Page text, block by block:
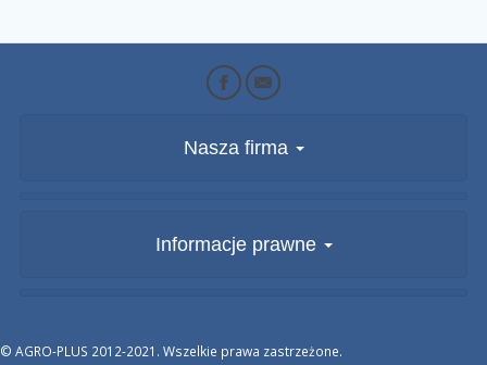
Nasza firma
Informacje prawne
© AGRO-PLUS 2012-2021. Wszelkie prawa zastrzeżone.